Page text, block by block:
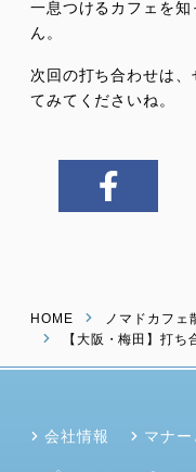
一息つけるカフェを
ん。
次回の打ち合わせは
てみてくださいね。
HOME
ノマドカフェ
【大阪・梅田】打
会社情報 マナ